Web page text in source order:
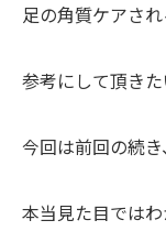
足の角質ケアさ
参考にして頂き
今回は前回の続
本当見た目では